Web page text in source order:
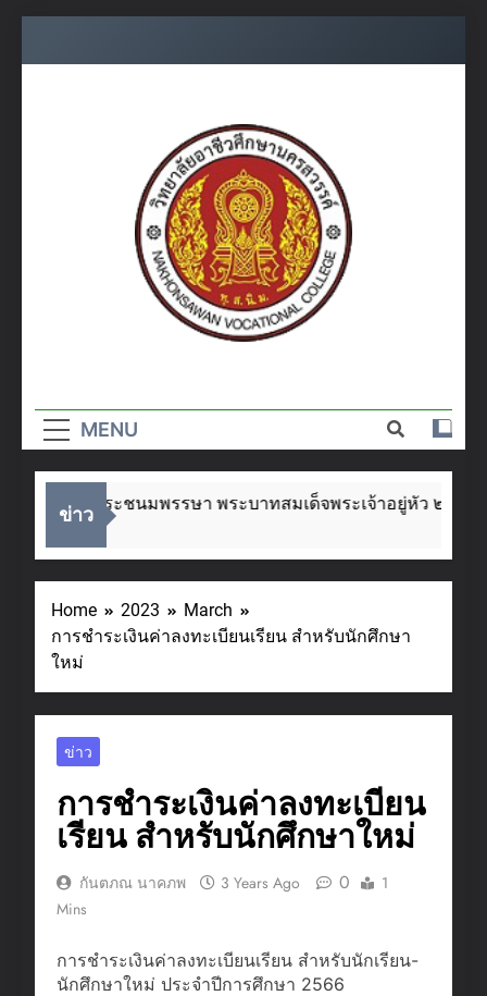
อาชีวศึกษา
นครสวรรค์
MENU
ข่าว
วันเฉลิมพระชนมพรรษา พระบาทสมเด็จพระเจ้าอยู่หัว ๒๘ กร
Home 2023
March
การชำระเงินค่าลงทะเบียนเรียน สำหรับนักศึกษา
ใหม่
ข่าว
การชำระเงินค่าลงทะเบียน
เรียน สำหรับนักศึกษาใหม่
กันตภณ นาคภพ 3 Years Ago 0
1
Mins
การชำระเงินค่าลงทะเบียนเรียน สำหรับนักเรียน-
นักศึกษาใหม่ ประจำปีการศึกษา 2566